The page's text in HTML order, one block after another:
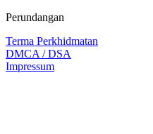
Perundangan
Terma Perkhidmatan
DMCA / DSA
Impressum